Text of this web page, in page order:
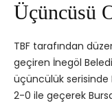
Üçüncüsü
TBF tarafından
geçiren İnegöl
üçüncülük serisinde
2-0 ile geçerek